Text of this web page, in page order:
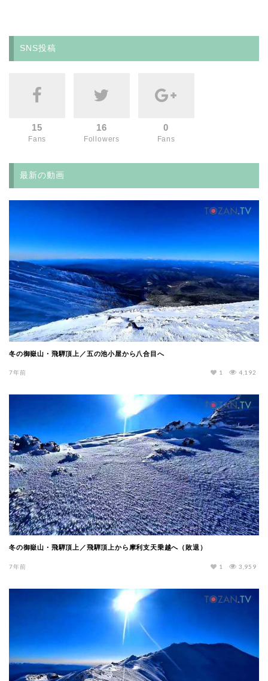
SNS投稿
15
Fans
16
Followers
0
Fans
最新の動画
冬の御嶽山・飛騨頂上／五の池小屋から八合目へ
7年前 4,192
1
冬の御嶽山・飛騨頂上／飛騨頂上から摩利支天乗越へ（敗退）
7年前 3,959
1